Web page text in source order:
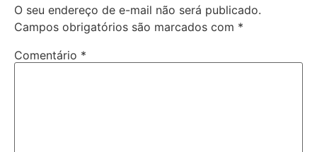
O seu endereço de e-mail não será publicado.
Campos obrigatórios são marcados com *
Comentário *